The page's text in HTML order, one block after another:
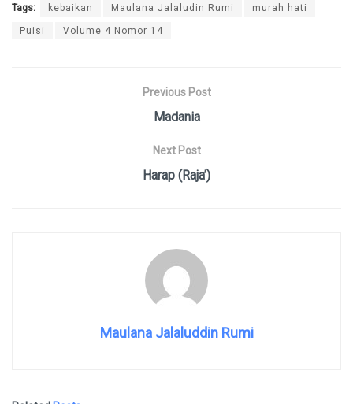
Tags: kebaikan Maulana Jalaludin Rumi murah hati
Puisi Volume 4 Nomor 14
Previous Post
Madania
Next Post
Harap (Raja’)
Maulana Jalaluddin Rumi